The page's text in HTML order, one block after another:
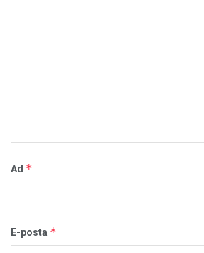
Ad *
E-posta *